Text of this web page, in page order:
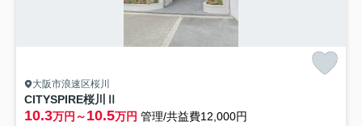
大阪市浪速区桜川
CITYSPIRE桜川Ⅱ
10.3万円～10.5万円 管理/共益費12,000円